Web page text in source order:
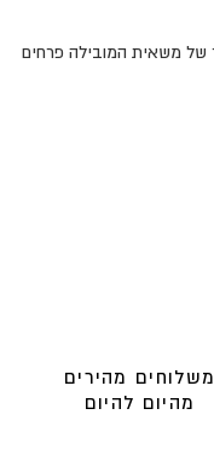
משלוחים מהירים
מהיום להיום